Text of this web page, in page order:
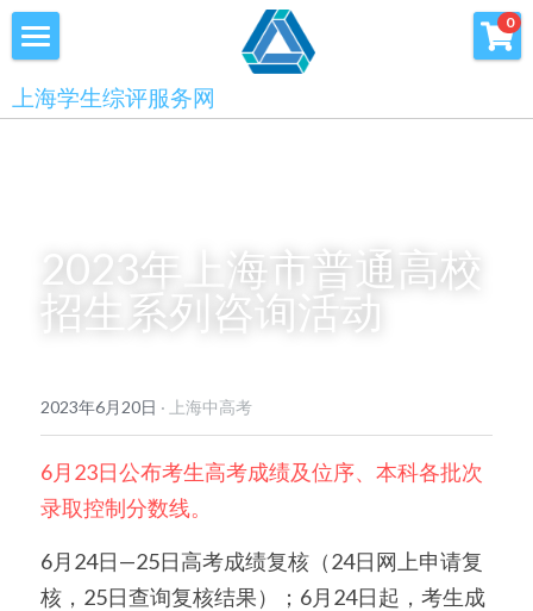
上海学生综评服务网
0
服务中心
科创书店
心理咨询
美国高中NRCA
美国高中DC
新闻消息
联系我们
2023年上海市普通高校
招生系列咨询活动
2023年6月20日 · 上海中高考
6月23日公布考生高考成绩及位序、本科各批次
录取控制分数线。
6月24日—25日高考成绩复核（24日网上申请复
核，25日查询复核结果）；6月24日起，考生成
×
商品分类
优沃家教